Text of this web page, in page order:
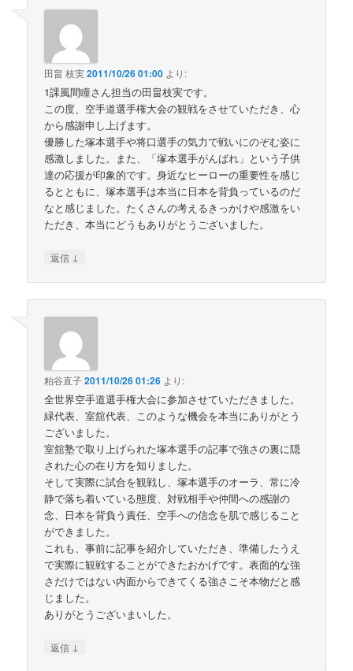
田畠 枝実2011/10/26 01:00 より:
1課風間瞳さん担当の田畠枝実です。
この度、空手道選手権大会の観戦をさせていただき、心
から感謝申し上げます。
優勝した塚本選手や将口選手の気力で戦いにのぞむ姿に
感激しました。また、「塚本選手がんばれ」という子供
達の応援が印象的です。身近なヒーローの重要性を感じ
るとともに、塚本選手は本当に日本を背負っているのだ
なと感じました。たくさんの考えるきっかけや感激をい
ただき、本当にどうもありがとうございました。
返信 ↓
粕谷直子2011/10/26 01:26 より:
全世界空手道選手権大会に参加させていただきました。
緑代表、室舘代表、このような機会を本当にありがとう
ございました。
室舘塾で取り上げられた塚本選手の記事で強さの裏に隠
された心の在り方を知りました。
そして実際に試合を観戦し、塚本選手のオーラ、常に冷
静で落ち着いている態度、対戦相手や仲間への感謝の
念、日本を背負う責任、空手への信念を肌で感じること
ができました。
これも、事前に記事を紹介していただき、準備したうえ
で実際に観戦することができたおかげです。表面的な強
さだけではない内面からできてくる強さこそ本物だと感
じました。
ありがとうございまいした。
返信 ↓